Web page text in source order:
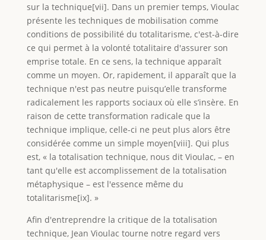
sur la technique[vii]. Dans un premier temps, Vioulac
présente les techniques de mobilisation comme
conditions de possibilité du totalitarisme, c'est-à-dire
ce qui permet à la volonté totalitaire d'assurer son
emprise totale. En ce sens, la technique apparaît
comme un moyen. Or, rapidement, il apparaît que la
technique n'est pas neutre puisqu’elle transforme
radicalement les rapports sociaux où elle s’insère. En
raison de cette transformation radicale que la
technique implique, celle-ci ne peut plus alors être
considérée comme un simple moyen[viii]. Qui plus
est, « la totalisation technique, nous dit Vioulac, – en
tant qu'elle est accomplissement de la totalisation
métaphysique – est l'essence même du
totalitarisme[ix]. »
Afin d'entreprendre la critique de la totalisation
technique, Jean Vioulac tourne notre regard vers